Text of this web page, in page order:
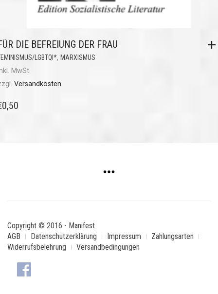
DIE BEFREIUNG DER FRAU
LGBTQI*, MARXISMUS
MwSt.
Versandkosten
0,50
Copyright © 2016 - Manifest
AGB
Datenschutzerklärung Impressum
Zahlungsarten
Widerrufsbelehrung
Versandbedingungen